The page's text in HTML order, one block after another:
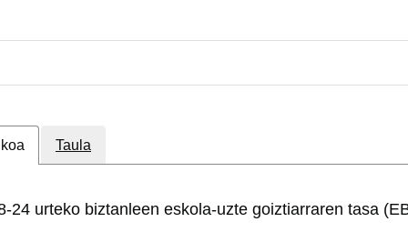
Taula
24 urteko biztanleen eskola-uzte goiztiarraren tasa